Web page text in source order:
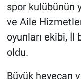
spor kulübünün
ve Aile
oyunları ekibi, İl
oldu.
Büyük heyecan